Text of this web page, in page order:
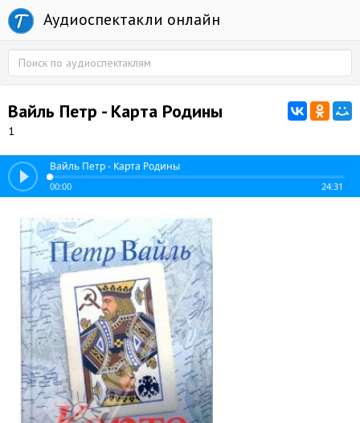
Аудиоспектакли онлайн
Вайль Петр - Карта Родины
1
Вайль Петр - Карта Родины
00:00 24:31